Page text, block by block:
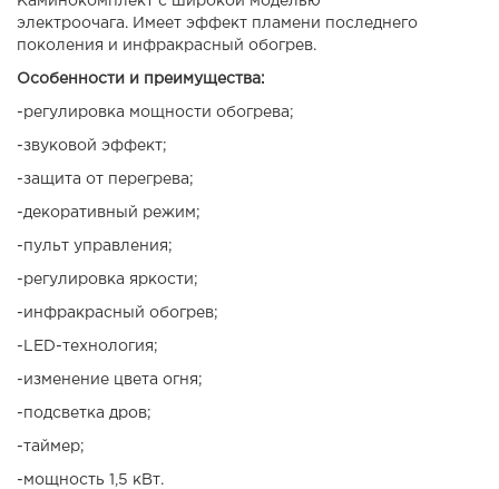
электроочага. Имеет эффект пламени последнего
поколения и инфракрасный обогрев.
Особенности и преимущества:
-регулировка мощности обогрева;
-звуковой эффект;
-защита от перегрева;
-декоративный режим;
-пульт управления;
-регулировка яркости;
-инфракрасный обогрев;
-LED-технология;
-изменение цвета огня;
-подсветка дров;
-таймер;
-мощность 1,5 кВт.